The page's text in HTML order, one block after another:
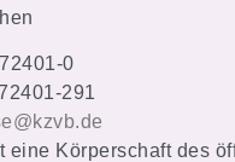
0
291
eine Körperschaft des